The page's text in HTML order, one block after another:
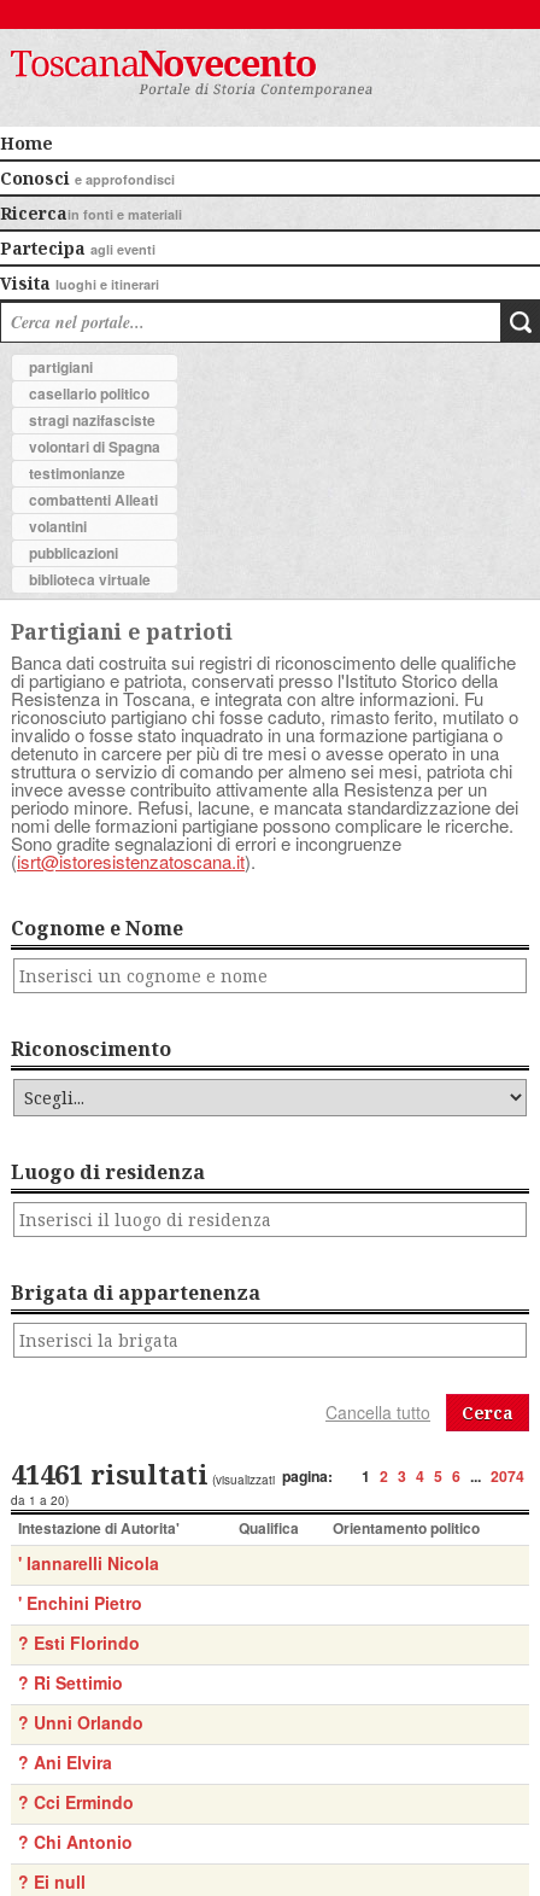
Home
Conosci e approfondisci
Ricercain fonti e materiali
Partecipa agli eventi
Visita luoghi e itinerari
partigiani
casellario politico
stragi nazifasciste
volontari di Spagna
testimonianze
combattenti Alleati
volantini
pubblicazioni
biblioteca virtuale
Partigiani e patrioti
Banca dati costruita sui registri di riconoscimento delle qualifiche
di partigiano e patriota, conservati presso l'Istituto Storico della
Resistenza in Toscana, e integrata con altre informazioni. Fu
riconosciuto partigiano chi fosse caduto, rimasto ferito, mutilato o
invalido o fosse stato inquadrato in una formazione partigiana o
detenuto in carcere per più di tre mesi o avesse operato in una
struttura o servizio di comando per almeno sei mesi, patriota chi
invece avesse contribuito attivamente alla Resistenza per un
periodo minore. Refusi, lacune, e mancata standardizzazione dei
nomi delle formazioni partigiane possono complicare le ricerche.
Sono gradite segnalazioni di errori e incongruenze
(isrt@istoresistenzatoscana.it).
Cognome e Nome
Riconoscimento
Luogo di residenza
Brigata di appartenenza
Cerca
pagina: 1 2 3 4 5 6 ... 2074
41461 risultati (visualizzati
da 1 a 20)
Intestazione di Autorita' Qualifica Orientamento politico
' Iannarelli Nicola
' Enchini Pietro
? Esti Florindo
? Ri Settimio
? Unni Orlando
? Ani Elvira
? Cci Ermindo
? Chi Antonio
? Ei null